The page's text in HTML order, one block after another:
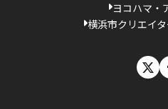
ヨコハマ・
横浜市クリエイ